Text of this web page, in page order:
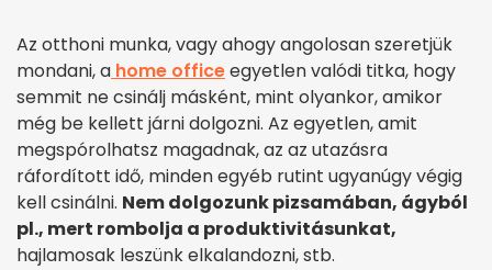
Az otthoni munka, vagy ahogy angolosan szeretjük
mondani, a home officeegyetlen valódi titka, hogy
semmit ne csinálj másként, mint olyankor, amikor
még be kellett járni dolgozni. Az egyetlen, amit
megspórolhatsz magadnak, az az utazásra
ráfordított idő, minden egyéb rutint ugyanúgy végig
kell csinálni. Nem dolgozunk pizsamában, ágyból
pl., mert rombolja a produktivitásunkat,
hajlamosak leszünk elkalandozni, stb.